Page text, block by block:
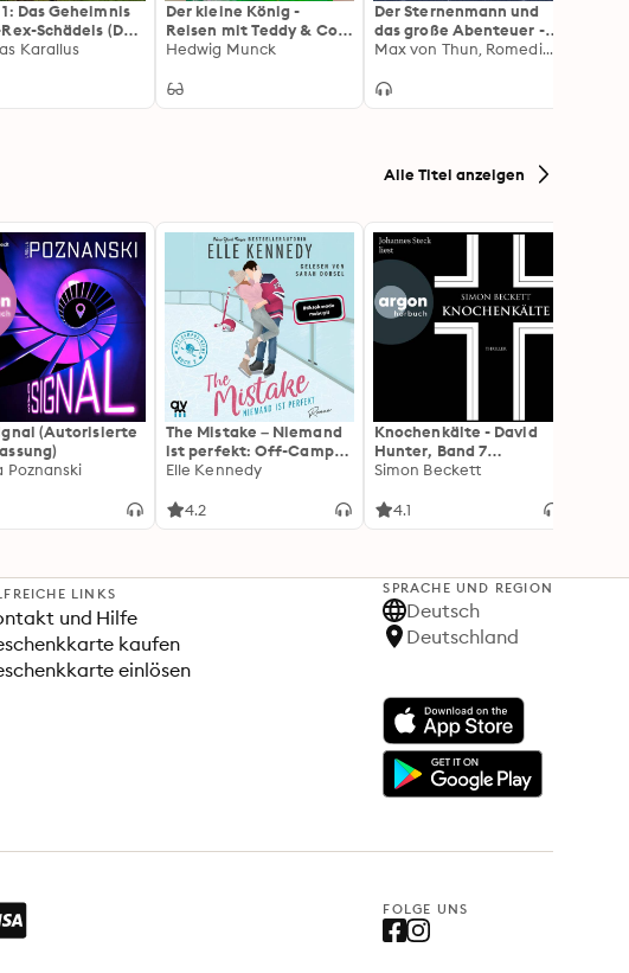
Das Geheimnis
Schädels (Das
zum Comic)
Karallus
Der kleine König -
Reisen mit Teddy & Co:
Vorlesegeschichten
Hedwig Munck
Der Sternenmann und
das große Abenteuer -
Der Sternenmann, Band
Max von Thun, Romedio von Stein
Alle Titel anzeigen
(Autorisierte
Poznanski
The Mistake – Niemand
ist perfekt: Off-Campus
2 | Roman
Elle Kennedy
4.2
Knochenkälte - David
Hunter, Band 7
(Ungekürzte Lesung)
Simon Beckett
4.1
LINKS
und Hilfe
kaufen
einlösen
SPRACHE UND REGION
Deutsch
Deutschland
FOLGE UNS